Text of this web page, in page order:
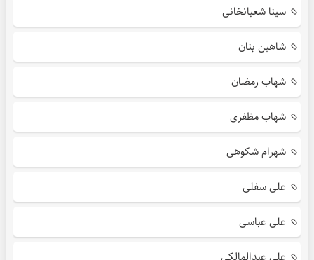
سینا شعبانخانی
شاهین بنان
شهاب رمضان
شهاب مظفری
شهرام شکوهی
علی سفلی
علی عباسی